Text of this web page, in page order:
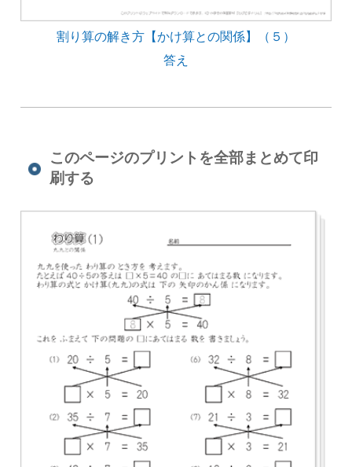
割り算の解き方【かけ算との関係】（５）
答え
このページのプリントを全部まとめて印
刷する